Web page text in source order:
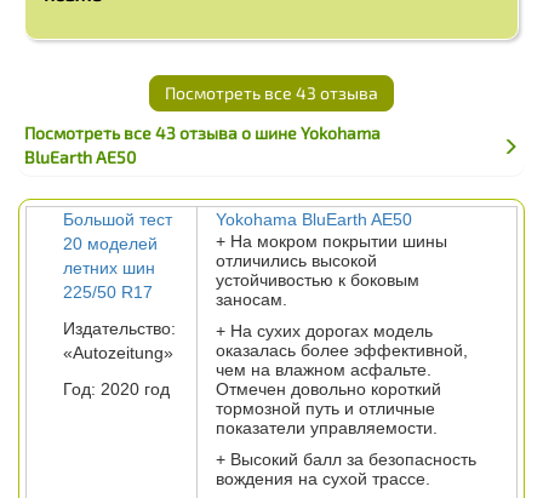
Посмотреть все 43 отзыва
Посмотреть все 43 отзыва о шине Yokohama
BluEarth AE50
Большой тест
20 моделей
летних шин
225/50 R17
Издательство:
«Autozeitung»
Год: 2020 год
Yokohama BluEarth AE50
+ На мокром покрытии шины
отличились высокой
устойчивостью к боковым
заносам.
+ На сухих дорогах модель
оказалась более эффективной,
чем на влажном асфальте.
Отмечен довольно короткий
тормозной путь и отличные
показатели управляемости.
+ Высокий балл за безопасность
вождения на сухой трассе.